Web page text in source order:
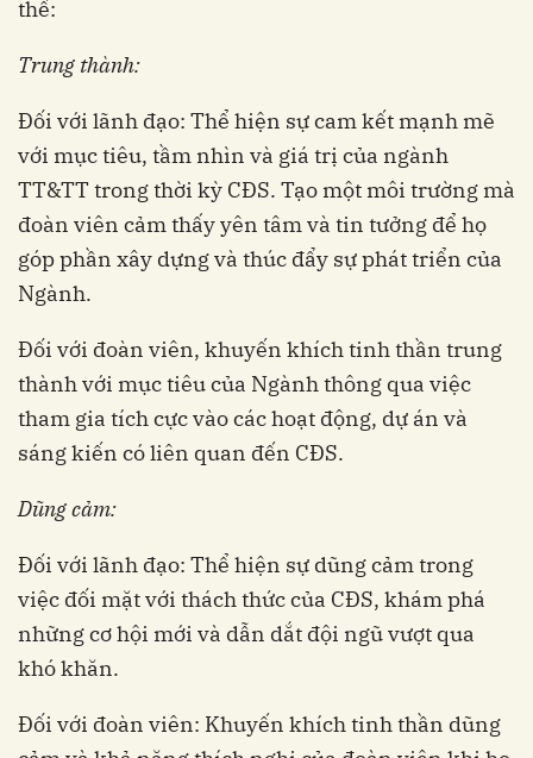
thể:
Trung thành:
Đối với lãnh đạo: Thể hiện sự cam kết mạnh mẽ
với mục tiêu, tầm nhìn và giá trị của ngành
TT&TT trong thời kỳ CĐS. Tạo một môi trường mà
đoàn viên cảm thấy yên tâm và tin tưởng để họ
góp phần xây dựng và thúc đẩy sự phát triển của
Ngành.
Đối với đoàn viên, khuyến khích tinh thần trung
thành với mục tiêu của Ngành thông qua việc
tham gia tích cực vào các hoạt động, dự án và
sáng kiến có liên quan đến CĐS.
Dũng cảm:
Đối với lãnh đạo: Thể hiện sự dũng cảm trong
việc đối mặt với thách thức của CĐS, khám phá
những cơ hội mới và dẫn dắt đội ngũ vượt qua
khó khăn.
Đối với đoàn viên: Khuyến khích tinh thần dũng